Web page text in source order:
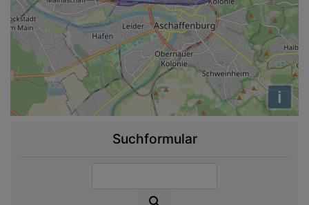
i
Suchformular